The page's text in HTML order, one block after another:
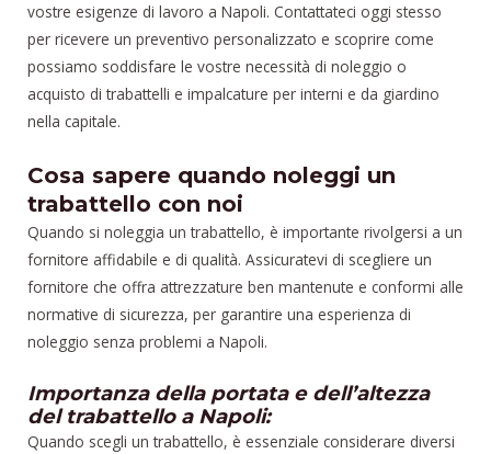
vostre esigenze di lavoro a Napoli. Contattateci oggi stesso
per ricevere un preventivo personalizzato e scoprire come
possiamo soddisfare le vostre necessità di noleggio o
acquisto di trabattelli e impalcature per interni e da giardino
nella capitale.
Cosa sapere quando noleggi un
trabattello con noi
Quando si noleggia un trabattello, è importante rivolgersi a un
fornitore affidabile e di qualità. Assicuratevi di scegliere un
fornitore che offra attrezzature ben mantenute e conformi alle
normative di sicurezza, per garantire una esperienza di
noleggio senza problemi a Napoli.
Importanza della portata e dell’altezza
del trabattello a Napoli:
Quando scegli un trabattello, è essenziale considerare diversi